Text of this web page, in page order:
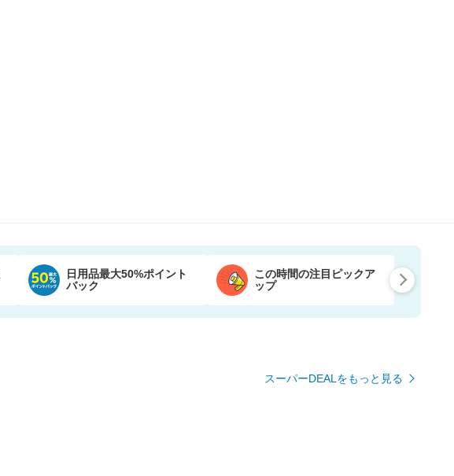
日用品最大50%ポイント
バック
この時間の注目ピックア
ップ
スーパーDEALをもっと見る